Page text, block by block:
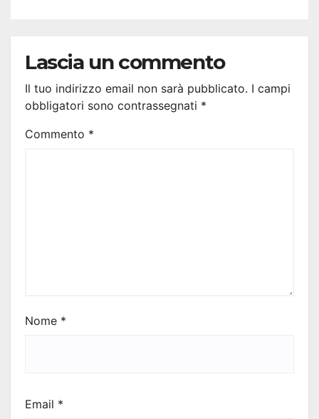
Lascia un commento
Il tuo indirizzo email non sarà pubblicato. I campi
obbligatori sono contrassegnati *
Commento *
Nome *
Email *